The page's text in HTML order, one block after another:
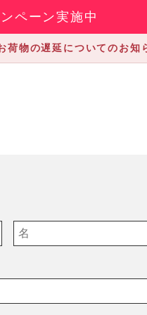
ペーン実施中
荷物の遅延についてのお知